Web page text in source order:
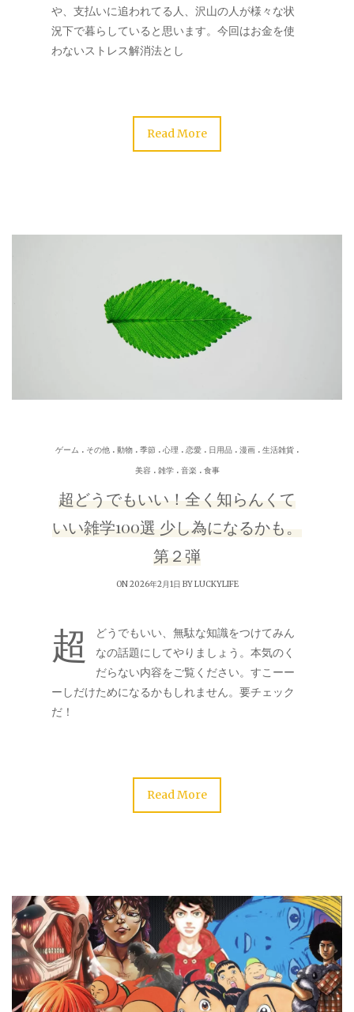
や、支払いに追われてる人、沢山の人が様々な状
況下で暮らしていると思います。今回はお金を使
わないストレス解消法とし
Read More
ゲーム . その他 . 動物 . 季節 . 心理 . 恋愛 . 日用品 . 漫画 . 生活雑貨 .
美容 . 雑学. 音楽. 食事
超どうでもいい！全く知らんくて
いい雑学100選 少し為になるかも。
第２弾
ON 2026年2月1日 BYLUCKYLIFE
超
どうでもいい、無駄な知識をつけてみん
なの話題にしてやりましょう。本気のく
だらない内容をご覧ください。すこーー
ーしだけためになるかもしれません。要チェック
だ！
Read More